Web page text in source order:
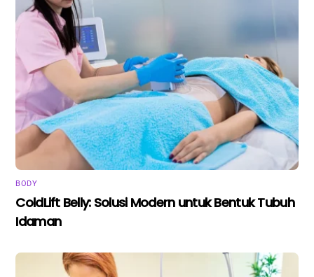
BODY
ColdLift Belly: Solusi Modern untuk Bentuk Tubuh
Idaman